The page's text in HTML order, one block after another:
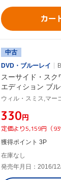
カー
中古
DVD・ブルーレイ
スーサイド・スク
エディション ブ
¥330円
定価より5,159円（
獲得ポイント 3P
在庫なし
発売年月日：2016/